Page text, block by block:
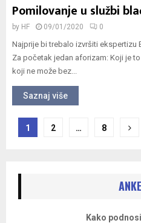
Pomilovanje u službi
by HF 09/01/2020 0
Najprije bi trebalo izvršiti ekspertizu
Za početak jedan aforizam: Koji je
koji ne može bez...
Saznaj više
Navigacija
1 2 … 8
Kako